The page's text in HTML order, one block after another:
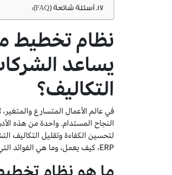
أسئلة شائعة (FAQ):
يساعد
التكاليف؟
في عالم الأعمال المتسارع
النجاح المستدام. واحدة من هذه
لتحسين الكفاءة وتقليل التكاليف
ERP، كيف يعمل، وما هي الفوائد التي يمكن أن يحققها لشركتك في عام 2025 وما بعده.